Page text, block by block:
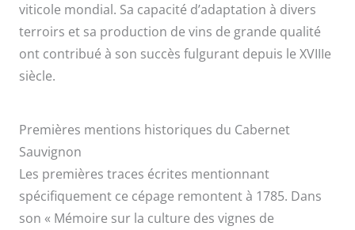
viticole mondial. Sa capacité d’adaptation à divers
terroirs et sa production de vins de grande qualité
ont contribué à son succès fulgurant depuis le XVIIIe
siècle.
Premières mentions historiques du Cabernet
Sauvignon
Les premières traces écrites mentionnant
spécifiquement ce cépage remontent à 1785. Dans
son « Mémoire sur la culture des vignes de